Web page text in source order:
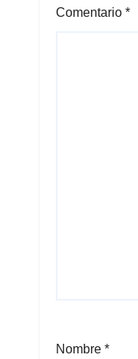
Comentario *
Nombre *